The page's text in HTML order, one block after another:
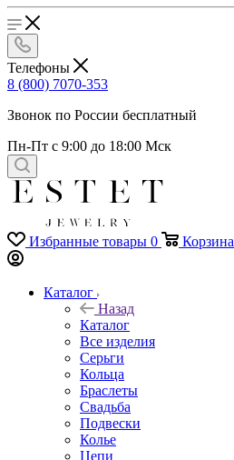
Телефоны
8 (800) 7070-353
Звонок по России бесплатный
Пн-Пт с 9:00 до 18:00 Мск
Избранные товары 0 Корзина
Каталог
Назад
Каталог
Все изделия
Серьги
Кольца
Браслеты
Свадьба
Подвески
Колье
Цепи